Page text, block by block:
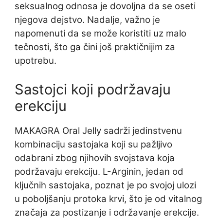
seksualnog odnosa je dovoljna da se oseti
njegova dejstvo. Nadalje, važno je
napomenuti da se može koristiti uz malo
tečnosti, što ga čini još praktičnijim za
upotrebu.
Sastojci koji podržavaju
erekciju
MAKAGRA Oral Jelly sadrži jedinstvenu
kombinaciju sastojaka koji su pažljivo
odabrani zbog njihovih svojstava koja
podržavaju erekciju. L-Arginin, jedan od
ključnih sastojaka, poznat je po svojoj ulozi
u poboljšanju protoka krvi, što je od vitalnog
značaja za postizanje i održavanje erekcije.